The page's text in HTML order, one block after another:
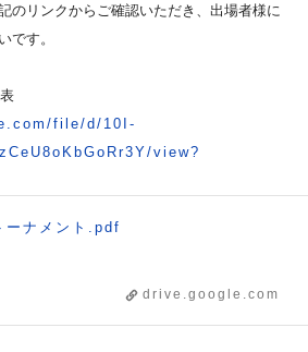
のリンクからご確認いただき、出場者様に
です。
file/d/10I-
view?
ーナメント.pdf
drive.google.com